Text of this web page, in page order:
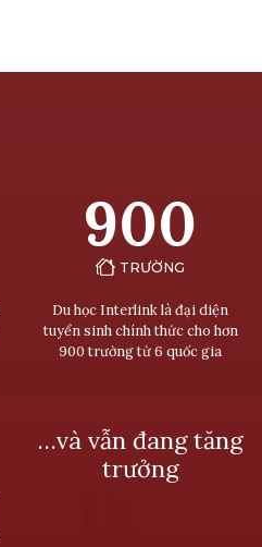
900
TRƯỜNG
Du học Interlink là đại diện
tuyển sinh chính thức cho hơn
900 trường từ 6 quốc gia
…và vẫn đang tăng
trưởng